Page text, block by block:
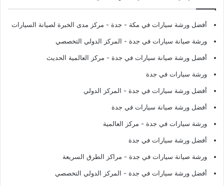
أفضل ورشة سيارات في مكة - جدة - مركز مدى الخبرة لصيانة السيارات
ورشة صيانة سيارات في جدة - المركز الدولي التخصصي
أفضل ورشة صيانة سيارات في جدة - مركز العالمية الحديث
ورشة سيارات في جدة
أفضل ورشة سيارات في جدة - المركز الدولي
أفضل ورشة صيانة سيارات في جدة
ورشة سيارات في جدة - مركز العالمية
أفضل ورشة سيارات في جدة
ورشة صيانة سيارات في جدة - مراكز الطرق السريعة
أفضل ورشة سيارات في جدة - المركز الدولي التخصصي